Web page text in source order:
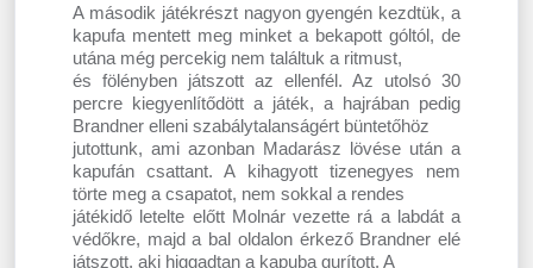
A második játékrészt nagyon gyengén kezdtük, a
kapufa mentett meg minket a bekapott góltól, de
utána még percekig nem találtuk a ritmust,
és fölényben játszott az ellenfél. Az utolsó 30
percre kiegyenlítődött a játék, a hajrában pedig
Brandner elleni szabálytalanságért büntetőhöz
jutottunk, ami azonban Madarász lövése után a
kapufán csattant. A kihagyott tizenegyes nem
törte meg a csapatot, nem sokkal a rendes
játékidő letelte előtt Molnár vezette rá a labdát a
védőkre, majd a bal oldalon érkező Brandner elé
játszott, aki higgadtan a kapuba gurított. A